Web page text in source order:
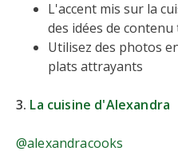
L'accent mis sur la
des idées de
Utilisez des photos
plats attrayants
3. La cuisine d'Alexandra
@alexandracooks